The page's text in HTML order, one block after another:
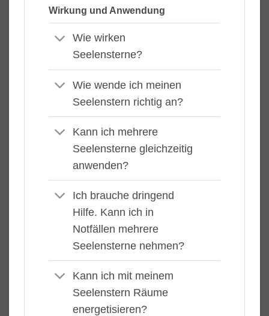
Wirkung und Anwendung
Wie wirken
Seelensterne?
Wie wende ich meinen
Seelenstern richtig an?
Kann ich mehrere
Seelensterne gleichzeitig
anwenden?
Ich brauche dringend
Hilfe. Kann ich in
Notfällen mehrere
Seelensterne nehmen?
Kann ich mit meinem
Seelenstern Räume
energetisieren?